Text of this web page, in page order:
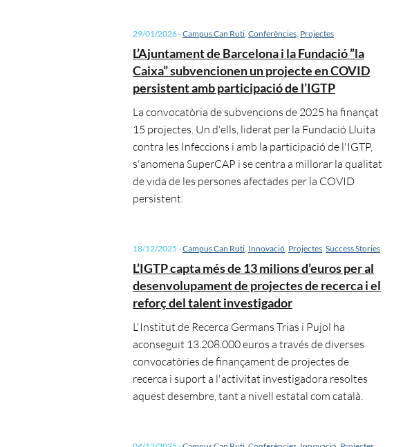
29/01/2026-Campus Can Ruti, Conferències, Projectes
L’Ajuntament de Barcelona i la Fundació ”la
Caixa” subvencionen un projecte en COVID
persistent amb participació de l’IGTP
La convocatòria de subvencions de 2025 ha finançat
15 projectes. Un d'ells, liderat per la Fundació Lluita
contra les Infeccions i amb la participació de l'IGTP,
s'anomena SuperCAP i se centra a millorar la qualitat
de vida de les persones afectades per la COVID
persistent.
18/12/2025 -Campus Can Ruti, Innovació, Projectes, Success Stories
L’IGTP capta més de 13 milions d’euros per al
desenvolupament de projectes de recerca i el
reforç del talent investigador
L'Institut de Recerca Germans Trias i Pujol ha
aconseguit 13.208.000 euros a través de diverses
convocatòries de finançament de projectes de
recerca i suport a l'activitat investigadora resoltes
aquest desembre, tant a nivell estatal com català.